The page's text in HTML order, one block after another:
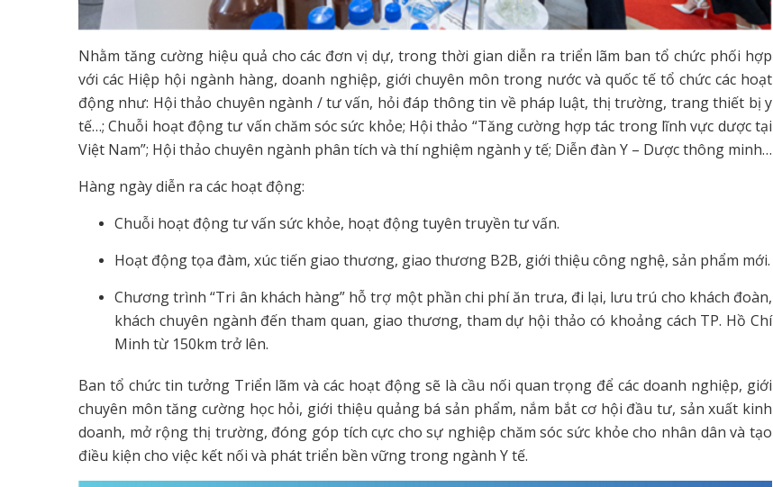
Nhằm tăng cường hiệu quả cho các đơn vị dự, trong thời gian diễn ra triển lãm ban tổ chức phối hợp
với các Hiệp hội ngành hàng, doanh nghiệp, giới chuyên môn trong nước và quốc tế tổ chức các hoạt
động như: Hội thảo chuyên ngành / tư vấn, hỏi đáp thông tin về pháp luật, thị trường, trang thiết bị y
tế…; Chuỗi hoạt động tư vấn chăm sóc sức khỏe; Hội thảo “Tăng cường hợp tác trong lĩnh vực dược tại
Việt Nam”; Hội thảo chuyên ngành phân tích và thí nghiệm ngành y tế; Diễn đàn Y – Dược thông minh…
Hàng ngày diễn ra các hoạt động:
Chuỗi hoạt động tư vấn sức khỏe, hoạt động tuyên truyền tư vấn.
Hoạt động tọa đàm, xúc tiến giao thương, giao thương B2B, giới thiệu công nghệ, sản phẩm mới.
Chương trình “Tri ân khách hàng” hỗ trợ một phần chi phí ăn trưa, đi lại, lưu trú cho khách đoàn,
khách chuyên ngành đến tham quan, giao thương, tham dự hội thảo có khoảng cách TP. Hồ Chí
Minh từ 150km trở lên.
Ban tổ chức tin tưởng Triển lãm và các hoạt động sẽ là cầu nối quan trọng để các doanh nghiệp, giới
chuyên môn tăng cường học hỏi, giới thiệu quảng bá sản phẩm, nắm bắt cơ hội đầu tư, sản xuất kinh
doanh, mở rộng thị trường, đóng góp tích cực cho sự nghiệp chăm sóc sức khỏe cho nhân dân và tạo
điều kiện cho việc kết nối và phát triển bền vững trong ngành Y tế.